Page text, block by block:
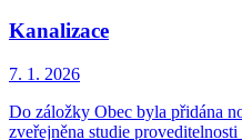
Kanalizace
7. 1. 2026
Do záložky Obec byla přidána
zveřejněna studie